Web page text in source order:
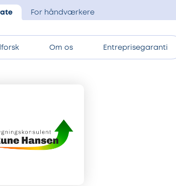
For håndværkere
Om os Entreprisegaranti